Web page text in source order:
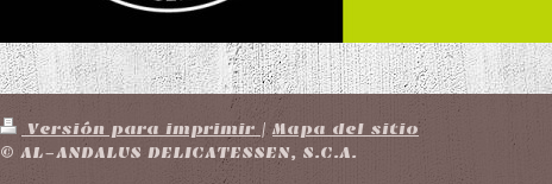
Versión para imprimir | Mapa del sitio
© AL-ANDALUS DELICATESSEN, S.C.A.